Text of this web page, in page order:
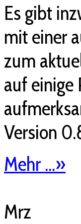
Es gibt
mit einer
zum
auf einige
Version
Mehr ...»
Mrz